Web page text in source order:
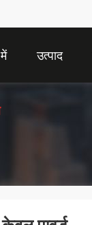
उत्पाद